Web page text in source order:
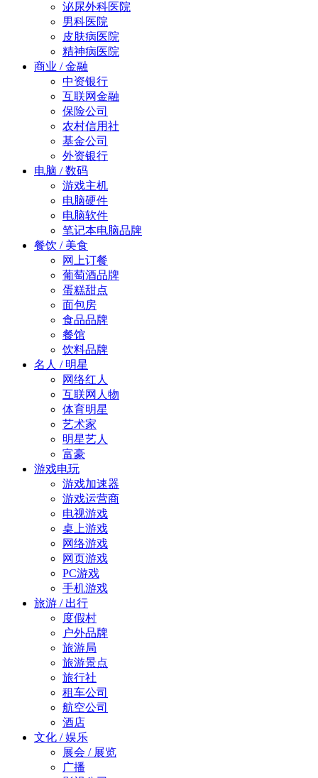
泌尿外科医院
男科医院
皮肤病医院
精神病医院
商业 / 金融
中资银行
互联网金融
保险公司
农村信用社
基金公司
外资银行
电脑 / 数码
游戏主机
电脑硬件
电脑软件
笔记本电脑品牌
餐饮 / 美食
网上订餐
葡萄酒品牌
蛋糕甜点
面包房
食品品牌
餐馆
饮料品牌
名人 / 明星
网络红人
互联网人物
体育明星
艺术家
明星艺人
富豪
游戏电玩
游戏加速器
游戏运营商
电视游戏
桌上游戏
网络游戏
网页游戏
PC游戏
手机游戏
旅游 / 出行
度假村
户外品牌
旅游局
旅游景点
旅行社
租车公司
航空公司
酒店
文化 / 娱乐
展会 / 展览
广播